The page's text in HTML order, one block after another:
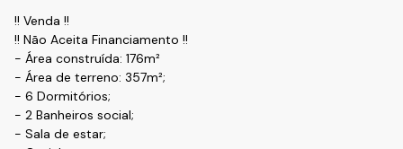
!! Venda !!
!! Não Aceita Financiamento !!
- Área construída: 176m²
- Área de terreno: 357m²;
- 6 Dormitórios;
- 2 Banheiros social;
- Sala de estar;